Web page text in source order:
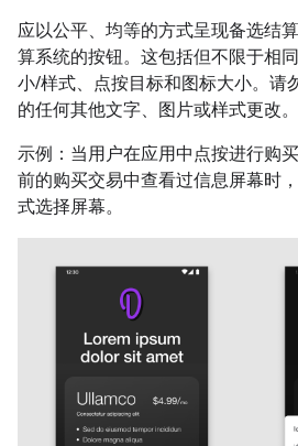
应以公平、均等的方式呈现备选结
算系统的按钮。这包括但不限于相
小/样式、点按目标和图标大小。请
的任何其他文字、图片或样式更改。
示例：当用户在应用中点按进行购
前的购买交易中查看过信息屏幕时
式选择屏幕。